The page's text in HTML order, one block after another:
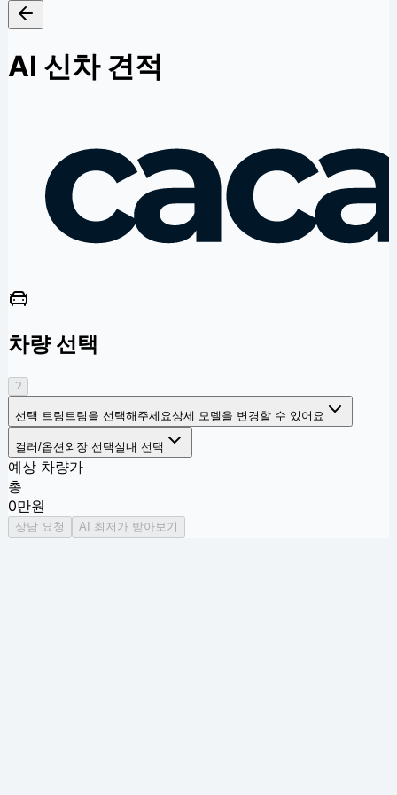
AI 신차 견적
차량 선택
?
선택 트림 트림을 선택해주세요상세 모델을 변경할 수 있어요
컬러/옵션 외장 선택 실내 선택
예상 차량가
총
0만원
상담 요청 AI 최저가 받아보기